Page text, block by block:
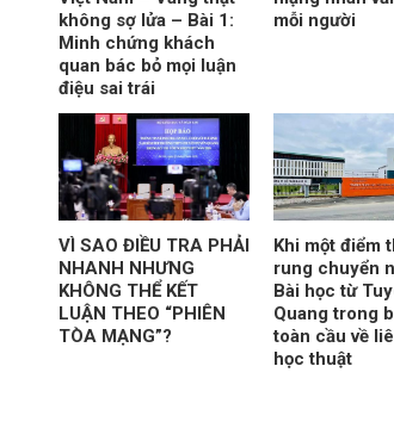
không sợ lửa – Bài 1:
Minh chứng khách
quan bác bỏ mọi luận
điệu sai trái
mỗi người
VÌ SAO ĐIỀU TRA PHẢI
NHANH NHƯNG
KHÔNG THỂ KẾT
LUẬN THEO “PHIÊN
TÒA MẠNG”?
Khi một điểm
rung chuyển
Bài học từ
Quang trong
toàn cầu về
học thuật